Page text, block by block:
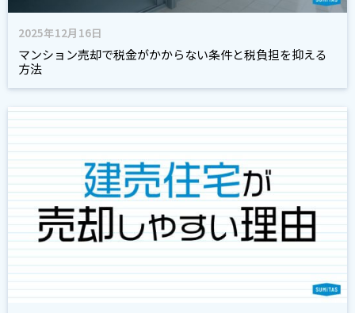
2025年12月16日
マンション売却で税金がかからない条件と税負担を抑える
方法